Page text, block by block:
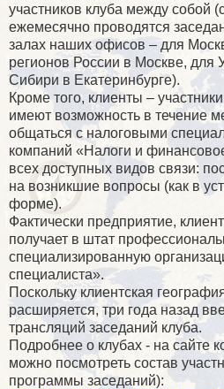
участников клуба между собой
ежемесячно проводятся
залах наших офисов – для
регионов России в Москве, для
Сибири в Екатеринбурге).
Кроме того, клиенты –
имеют возможность в течение
общаться с налоговыми
компаний «Налоги и
всех доступных видов связи:
на возникшие вопросы (как в
форме).
Фактически предприятие,
получает в штат
специализированную
специалиста».
Поскольку клиентская
расширяется, три года назад
трансляций заседаний клуба.
Подробнее о клубах - на сайте
можно посмотреть состав
программы заседаний):